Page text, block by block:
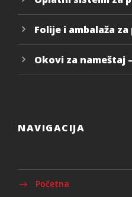
Folije i ambalaža
Okovi za nameštaj
NAVIGACIJA
Početna